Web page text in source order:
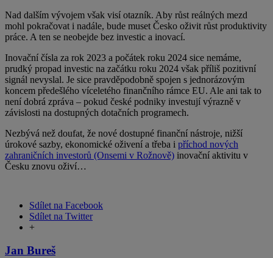
Nad dalším vývojem však visí otazník. Aby růst reálných mezd
mohl pokračovat i nadále, bude muset Česko oživit růst produktivity
práce. A ten se neobejde bez investic a inovací.
Inovační čísla za rok 2023 a počátek roku 2024 sice nemáme,
prudký propad investic na začátku roku 2024 však příliš pozitivní
signál nevyslal. Je sice pravděpodobně spojen s jednorázovým
koncem předešlého víceletého finančního rámce EU. Ale ani tak to
není dobrá zpráva – pokud české podniky investují výrazně v
závislosti na dostupných dotačních programech.
Nezbývá než doufat, že nové dostupné finanční nástroje, nižší
úrokové sazby, ekonomické oživení a třeba i příchod nových
zahraničních investorů (Onsemi v Rožnově) inovační aktivitu v
Česku znovu oživí…
Sdílet na Facebook
Sdílet na Twitter
+
Jan Bureš